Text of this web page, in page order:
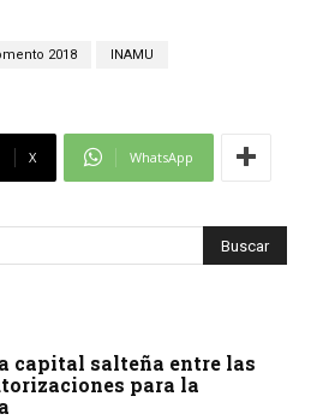
2018 INAMU
X WhatsApp
capital salteña entre las
para la